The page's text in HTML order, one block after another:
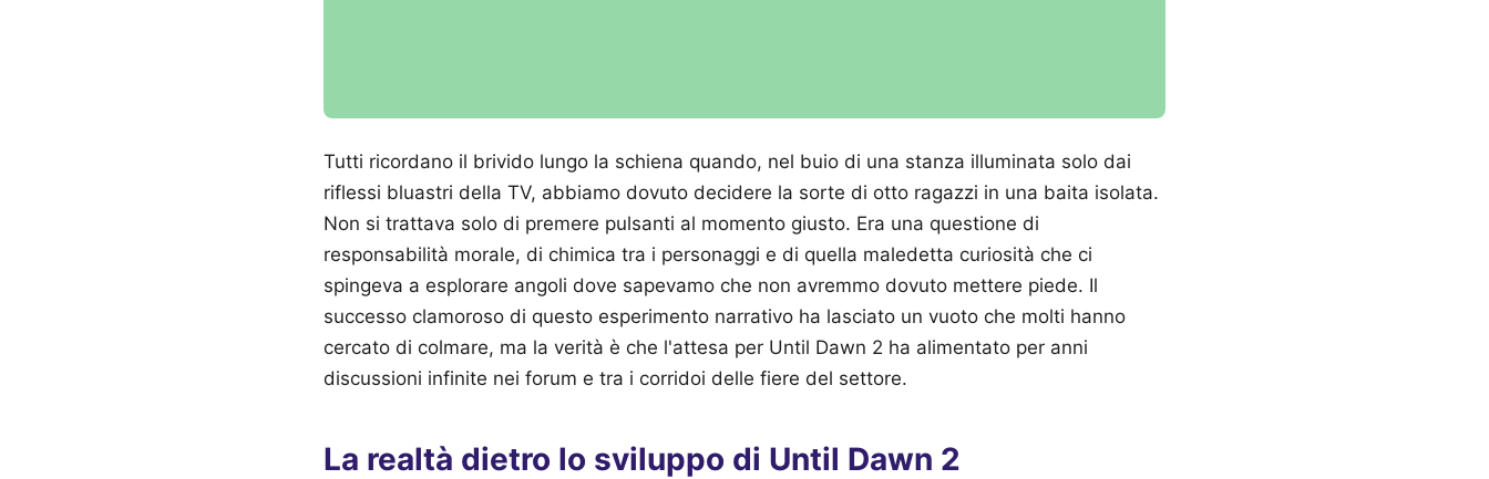
Tutti ricordano il brivido lungo la schiena quando, nel buio di una stanza illuminata solo dai
riflessi bluastri della TV, abbiamo dovuto decidere la sorte di otto ragazzi in una baita isolata.
Non si trattava solo di premere pulsanti al momento giusto. Era una questione di
responsabilità morale, di chimica tra i personaggi e di quella maledetta curiosità che ci
spingeva a esplorare angoli dove sapevamo che non avremmo dovuto mettere piede. Il
successo clamoroso di questo esperimento narrativo ha lasciato un vuoto che molti hanno
cercato di colmare, ma la verità è che l'attesa per Until Dawn 2 ha alimentato per anni
discussioni infinite nei forum e tra i corridoi delle fiere del settore.
La realtà dietro lo sviluppo di Until Dawn 2